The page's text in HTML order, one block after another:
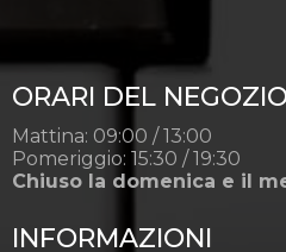
ORARI DEL NEGOZIO
Mattina: 09:00 / 13:00
Pomeriggio: 15:30 / 19:30
Chiuso la domenica e il
INFORMAZIONI